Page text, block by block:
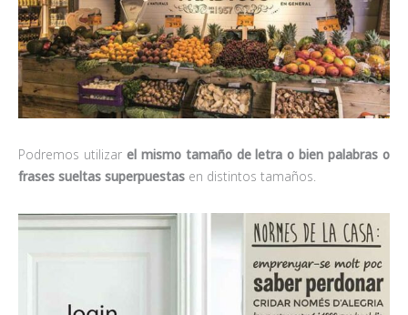
Podremos utilizarel mismo tamaño de letra o bien palabras o
frases sueltas superpuestas en distintos tamaños.